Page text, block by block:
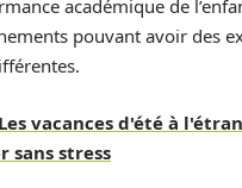
académique de
pouvant avoir des
Les vacances d'été à
sans stress